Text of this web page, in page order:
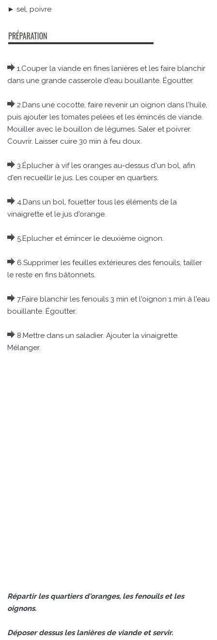
► sel, poivre
1.Couper la viande en fines lanières et les faire blanchir
dans une grande casserole d'eau bouillante. Égoutter.
2.Dans une cocotte, faire revenir un oignon dans l'huile,
puis ajouter les tomates pelées et les émincés de viande.
Mouiller avec le bouillon de légumes. Saler et poivrer.
Couvrir. Laisser cuire 30 min à feu doux.
3.Éplucher à vif les oranges au-dessus d'un bol, afin
d'en recueillir le jus. Les couper en quartiers.
4.Dans un bol, fouetter tous les éléments de la
vinaigrette et le jus d'orange.
5.Eplucher et émincer le deuxième oignon.
6.Supprimer les feuilles extérieures des fenouils, tailler
le reste en fins bâtonnets.
7.Faire blanchir les fenouils 3 min et l'oignon 1 min à l'eau
bouillante. Égoutter.
8.Mettre dans un saladier. Ajouter la vinaigrette.
Mélanger.
Répartir les quartiers d'oranges, les fenouils et les
oignons.
Déposer dessus les lanières de viande et servir.